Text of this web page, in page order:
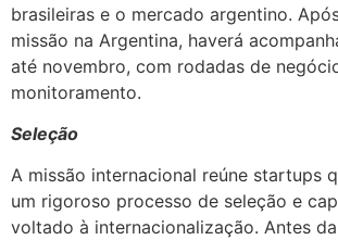
brasileiras e o mercado argentino.
missão na Argentina, haverá
até novembro, com rodadas de
monitoramento.
Seleção
A missão internacional reúne startups
um rigoroso processo de seleção e
voltado à internacionalização. Antes